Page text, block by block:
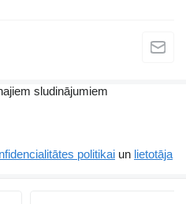
sludinājumiem
politikai un lietotāja